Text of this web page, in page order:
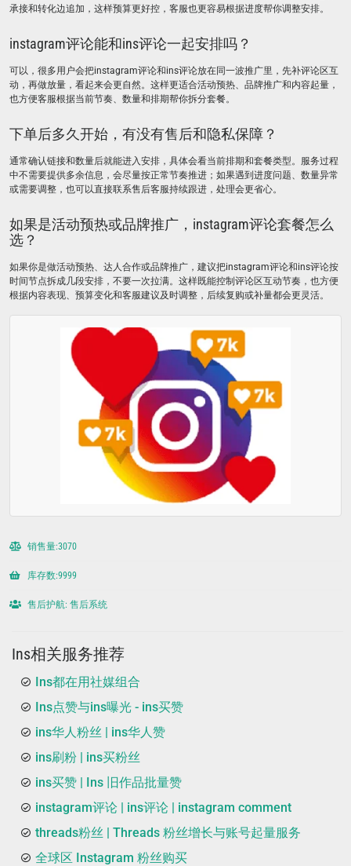
承接和转化边追加，这样预算更好控，客服也更容易根据进度帮你调整安排。
instagram评论能和ins评论一起安排吗？
可以，很多用户会把instagram评论和ins评论放在同一波推广里，先补评论区互
动，再做放量，看起来会更自然。这样更适合活动预热、品牌推广和内容起量，
也方便客服根据当前节奏、数量和排期帮你拆分套餐。
下单后多久开始，有没有售后和隐私保障？
通常确认链接和数量后就能进入安排，具体会看当前排期和套餐类型。服务过程
中不需要提供多余信息，会尽量按正常节奏推进；如果遇到进度问题、数量异常
或需要调整，也可以直接联系售后客服持续跟进，处理会更省心。
如果是活动预热或品牌推广，instagram评论套餐怎么
选？
如果你是做活动预热、达人合作或品牌推广，建议把instagram评论和ins评论按
时间节点拆成几段安排，不要一次拉满。这样既能控制评论区互动节奏，也方便
根据内容表现、预算变化和客服建议及时调整，后续复购或补量都会更灵活。
销售量:3070
库存数:9999
售后护航: 售后系统
Ins相关服务推荐
Ins都在用社媒组合
Ins点赞与ins曝光 - ins买赞
ins华人粉丝 | ins华人赞
ins刷粉 | ins买粉丝
ins买赞 | Ins 旧作品批量赞
instagram评论 | ins评论 | instagram comment
threads粉丝 | Threads 粉丝增长与账号起量服务
全球区 Instagram 粉丝购买